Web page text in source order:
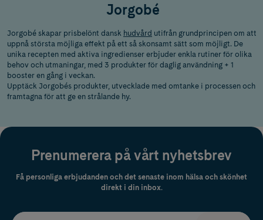
Jorgobé
Jorgobé skapar prisbelönt dansk hudvård utifrån grundprincipen om att
uppnå största möjliga effekt på ett så skonsamt sätt som möjligt. De
unika recepten med aktiva ingredienser erbjuder enkla rutiner för olika
behov och utmaningar, med 3 produkter för daglig användning + 1
booster en gång i veckan.
Upptäck Jorgobés produkter, utvecklade med omtanke i processen och
framtagna för att ge en strålande hy.
Prenumerera på vårt nyhetsbrev
Få personliga erbjudanden och det senaste inom hälsa och skönhet
direkt i din inbox.